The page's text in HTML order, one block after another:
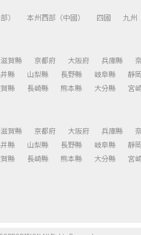
） 本州西部（中國） 四國 九州
滋賀縣 京都府 大阪府 兵庫縣
縣 山梨縣 長野縣 岐阜縣 靜
縣 長崎縣 熊本縣 大分縣 宮
滋賀縣 京都府 大阪府 兵庫縣
縣 山梨縣 長野縣 岐阜縣 靜
縣 長崎縣 熊本縣 大分縣 宮